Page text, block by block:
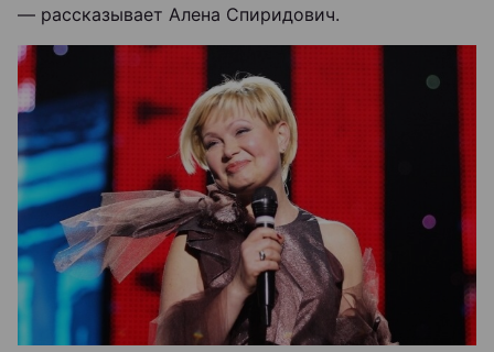
— рассказывает Алена Спиридович.